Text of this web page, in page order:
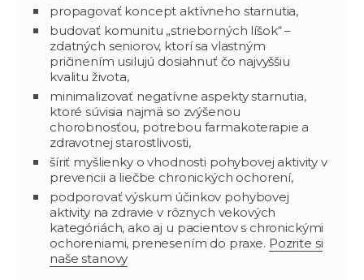
propagovať koncept aktívneho starnutia,
budovať komunitu „strieborných líšok“ –
zdatných seniorov, ktorí sa vlastným
pričinením usilujú dosiahnuť čo najvyššiu
kvalitu života,
minimalizovať negatívne aspekty starnutia,
ktoré súvisia najmä so zvýšenou
chorobnosťou, potrebou farmakoterapie a
zdravotnej starostlivosti,
šíriť myšlienky o vhodnosti pohybovej aktivity v
prevencii a liečbe chronických ochorení,
podporovať výskum účinkov pohybovej
aktivity na zdravie v rôznych vekových
kategóriách, ako aj u pacientov s chronickými
ochoreniami, prenesením do praxe. Pozrite si
naše stanovy